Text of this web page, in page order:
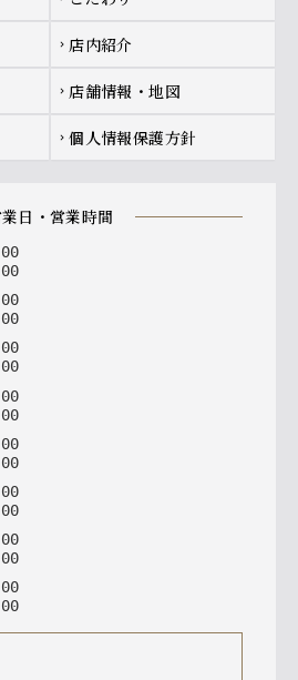
chevron_right 店内紹介
chevron_right 店舗情報・地図
chevron_right 個人情報保護方針
営業日・営業時間
00
00
00
00
00
00
00
00
00
00
00
00
00
00
00
00